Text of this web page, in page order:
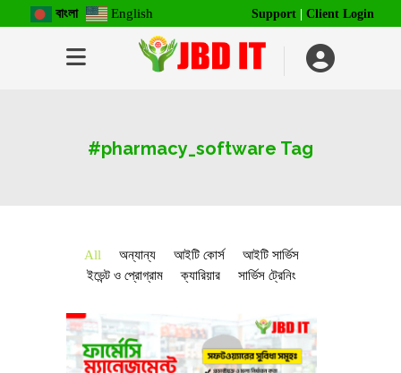
বাংলা English Support Client Login
#pharmacy_software Tag
All অন্যান্য আইটি কোর্স
আইটি সার্ভিস
ইভেন্ট ও প্রোগ্রাম
ক্যারিয়ার সার্ভিস ট্রেনিং